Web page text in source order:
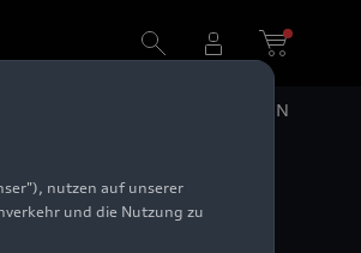
EN
nutzen auf unserer
und die Nutzung zu